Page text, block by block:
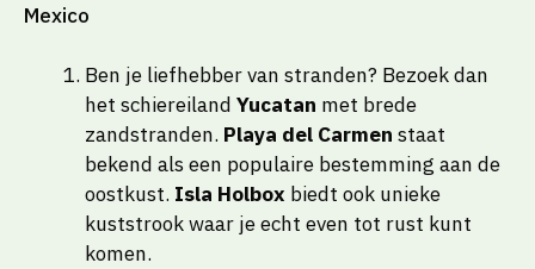
Mexico
Ben je liefhebber van stranden? Bezoek dan
het schiereiland Yucatan met brede
zandstranden. Playa del Carmen staat
bekend als een populaire bestemming aan de
oostkust. Isla Holbox biedt ook unieke
kuststrook waar je echt even tot rust kunt
komen.